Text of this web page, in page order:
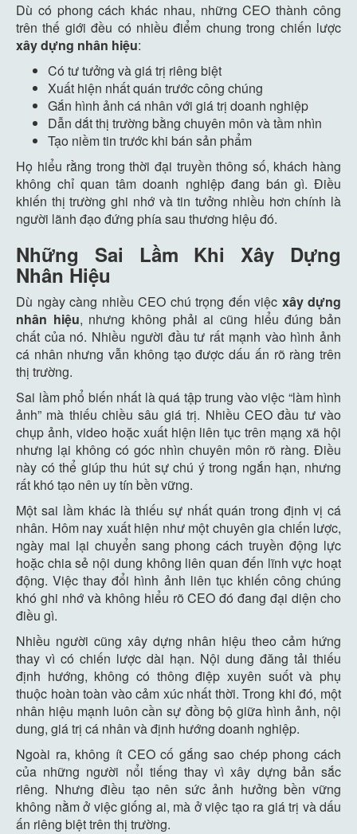
Dù có phong cách khác nhau, những CEO thành công
trên thế giới đều có nhiều điểm chung trong chiến lược
xây dựng nhân hiệu:
Có tư tưởng và giá trị riêng biệt
Xuất hiện nhất quán trước công chúng
Gắn hình ảnh cá nhân với giá trị doanh nghiệp
Dẫn dắt thị trường bằng chuyên môn và tầm nhìn
Tạo niềm tin trước khi bán sản phẩm
Họ hiểu rằng trong thời đại truyền thông số, khách hàng
không chỉ quan tâm doanh nghiệp đang bán gì. Điều
khiến thị trường ghi nhớ và tin tưởng nhiều hơn chính là
người lãnh đạo đứng phía sau thương hiệu đó.
Những Sai Lầm Khi Xây Dựng
Nhân Hiệu
Dù ngày càng nhiều CEO chú trọng đến việc xây dựng
nhân hiệu, nhưng không phải ai cũng hiểu đúng bản
chất của nó. Nhiều người đầu tư rất mạnh vào hình ảnh
cá nhân nhưng vẫn không tạo được dấu ấn rõ ràng trên
thị trường.
Sai lầm phổ biến nhất là quá tập trung vào việc “làm hình
ảnh” mà thiếu chiều sâu giá trị. Nhiều CEO đầu tư vào
chụp ảnh, video hoặc xuất hiện liên tục trên mạng xã hội
nhưng lại không có góc nhìn chuyên môn rõ ràng. Điều
này có thể giúp thu hút sự chú ý trong ngắn hạn, nhưng
rất khó tạo nên uy tín bền vững.
Một sai lầm khác là thiếu sự nhất quán trong định vị cá
nhân. Hôm nay xuất hiện như một chuyên gia chiến lược,
ngày mai lại chuyển sang phong cách truyền động lực
hoặc chia sẻ nội dung không liên quan đến lĩnh vực hoạt
động. Việc thay đổi hình ảnh liên tục khiến công chúng
khó ghi nhớ và không hiểu rõ CEO đó đang đại diện cho
điều gì.
Nhiều người cũng xây dựng nhân hiệu theo cảm hứng
thay vì có chiến lược dài hạn. Nội dung đăng tải thiếu
định hướng, không có thông điệp xuyên suốt và phụ
thuộc hoàn toàn vào cảm xúc nhất thời. Trong khi đó, một
nhân hiệu mạnh luôn cần sự đồng bộ giữa hình ảnh, nội
dung, giá trị cá nhân và định hướng doanh nghiệp.
Ngoài ra, không ít CEO cố gắng sao chép phong cách
của những người nổi tiếng thay vì xây dựng bản sắc
riêng. Nhưng điều tạo nên sức ảnh hưởng bền vững
không nằm ở việc giống ai, mà ở việc tạo ra giá trị và dấu
ấn riêng biệt trên thị trường.